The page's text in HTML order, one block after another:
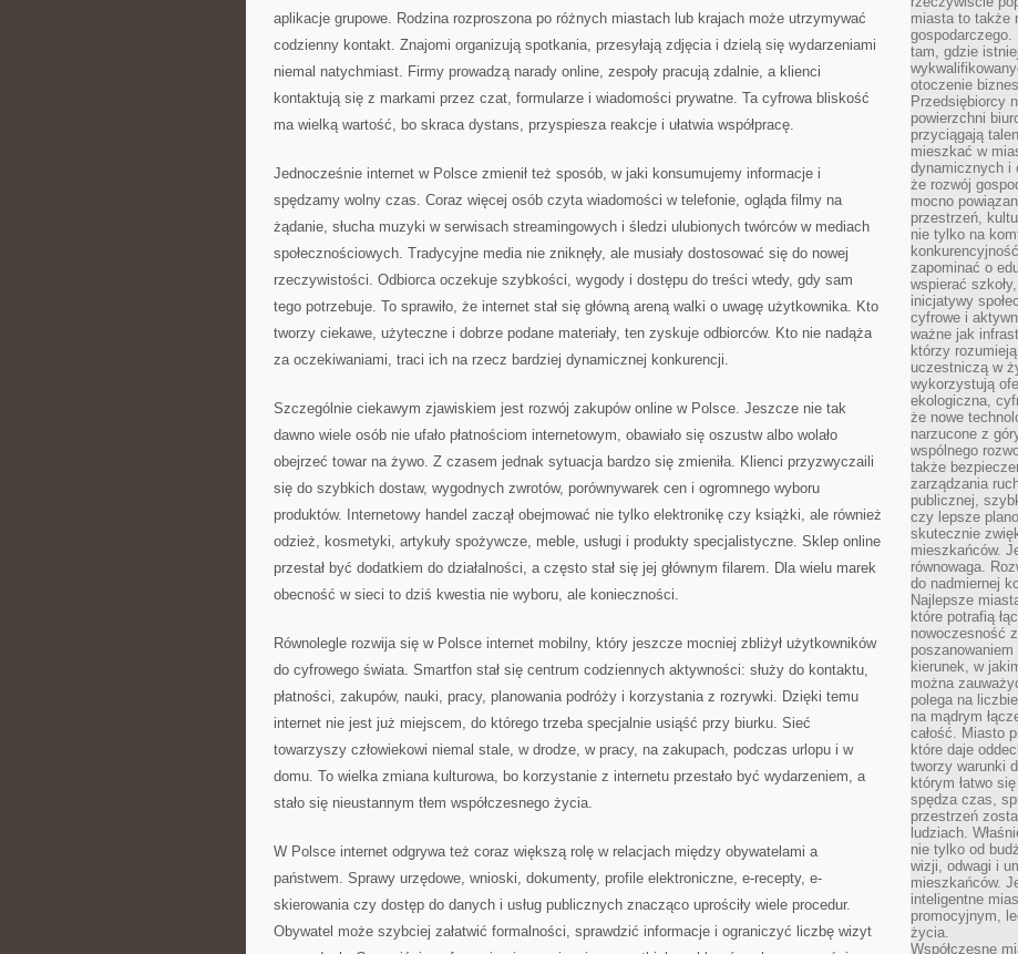
aplikacje grupowe. Rodzina rozproszona po różnych miastach lub krajach może utrzymywać
codzienny kontakt. Znajomi organizują spotkania, przesyłają zdjęcia i dzielą się wydarzeniami
niemal natychmiast. Firmy prowadzą narady online, zespoły pracują zdalnie, a klienci
kontaktują się z markami przez czat, formularze i wiadomości prywatne. Ta cyfrowa bliskość
ma wielką wartość, bo skraca dystans, przyspiesza reakcje i ułatwia współpracę.
Jednocześnie internet w Polsce zmienił też sposób, w jaki konsumujemy informacje i
spędzamy wolny czas. Coraz więcej osób czyta wiadomości w telefonie, ogląda filmy na
żądanie, słucha muzyki w serwisach streamingowych i śledzi ulubionych twórców w mediach
społecznościowych. Tradycyjne media nie zniknęły, ale musiały dostosować się do nowej
rzeczywistości. Odbiorca oczekuje szybkości, wygody i dostępu do treści wtedy, gdy sam
tego potrzebuje. To sprawiło, że internet stał się główną areną walki o uwagę użytkownika. Kto
tworzy ciekawe, użyteczne i dobrze podane materiały, ten zyskuje odbiorców. Kto nie nadąża
za oczekiwaniami, traci ich na rzecz bardziej dynamicznej konkurencji.
Szczególnie ciekawym zjawiskiem jest rozwój zakupów online w Polsce. Jeszcze nie tak
dawno wiele osób nie ufało płatnościom internetowym, obawiało się oszustw albo wolało
obejrzeć towar na żywo. Z czasem jednak sytuacja bardzo się zmieniła. Klienci przyzwyczaili
się do szybkich dostaw, wygodnych zwrotów, porównywarek cen i ogromnego wyboru
produktów. Internetowy handel zaczął obejmować nie tylko elektronikę czy książki, ale również
odzież, kosmetyki, artykuły spożywcze, meble, usługi i produkty specjalistyczne. Sklep online
przestał być dodatkiem do działalności, a często stał się jej głównym filarem. Dla wielu marek
obecność w sieci to dziś kwestia nie wyboru, ale konieczności.
Równolegle rozwija się w Polsce internet mobilny, który jeszcze mocniej zbliżył użytkowników
do cyfrowego świata. Smartfon stał się centrum codziennych aktywności: służy do kontaktu,
płatności, zakupów, nauki, pracy, planowania podróży i korzystania z rozrywki. Dzięki temu
internet nie jest już miejscem, do którego trzeba specjalnie usiąść przy biurku. Sieć
towarzyszy człowiekowi niemal stale, w drodze, w pracy, na zakupach, podczas urlopu i w
domu. To wielka zmiana kulturowa, bo korzystanie z internetu przestało być wydarzeniem, a
stało się nieustannym tłem współczesnego życia.
W Polsce internet odgrywa też coraz większą rolę w relacjach między obywatelami a
państwem. Sprawy urzędowe, wnioski, dokumenty, profile elektroniczne, e-recepty, e-
skierowania czy dostęp do danych i usług publicznych znacząco uprościły wiele procedur.
Obywatel może szybciej załatwić formalności, sprawdzić informacje i ograniczyć liczbę wizyt
miasta to także
tam, gdzie
otoczenie
Przedsiębiorcy
powierzchni
przyciągają
mieszkać w
dynamicznych i
że rozwój
mocno
przestrzeń,
nie tylko na
zapominać o
wspierać
inicjatywy
cyfrowe i
ważne jak
którzy
uczestniczą w
wykorzystują
ekologiczna,
że nowe
narzucone z
wspólnego
także
zarządzania
publicznej,
czy lepsze
skutecznie
mieszkańców.
równowaga.
do nadmiernej
Najlepsze
które potrafią
nowoczesność
kierunek, w
można
polega na
na mądrym
całość. Miasto
które daje
tworzy warunki
którym łatwo
spędza czas,
przestrzeń
ludziach.
nie tylko od
wizji, odwagi i
mieszkańców.
inteligentne
promocyjnym,
życia.
Współczesne